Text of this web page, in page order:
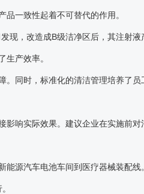
一致性起着不可替代的作用。
现，改造成B级洁净区后，其注射
生产效率。
同时，标准化的清洁管理培养了
响实际效果。建议企业在实施前
源汽车电池车间到医疗器械装配